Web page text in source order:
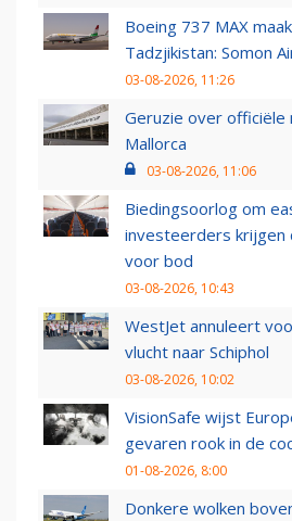
Boeing 737 MAX
Tadzjikistan: Somon
03-08-2026, 11:26
Geruzie over officiële
Mallorca
03-08-2026, 11:06
Biedingsoorlog om
investeerders krijgen
voor bod
03-08-2026, 10:43
WestJet annuleert
vlucht naar Schiphol
03-08-2026, 10:02
VisionSafe wijst
gevaren rook in de
01-08-2026, 8:00
Donkere wolken